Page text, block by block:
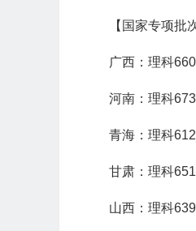
【国家专项批
广西：理科
河南：理科
青海：理科
甘肃：理科
山西：理科